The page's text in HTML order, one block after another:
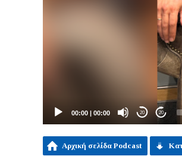
00:00 00:00 20 20
Αρχική σελίδα Podcast